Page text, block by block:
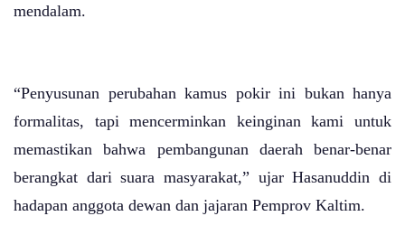
mendalam.
“Penyusunan perubahan kamus pokir ini bukan hanya
formalitas, tapi mencerminkan keinginan kami untuk
memastikan bahwa pembangunan daerah benar-benar
berangkat dari suara masyarakat,” ujar Hasanuddin di
hadapan anggota dewan dan jajaran Pemprov Kaltim.